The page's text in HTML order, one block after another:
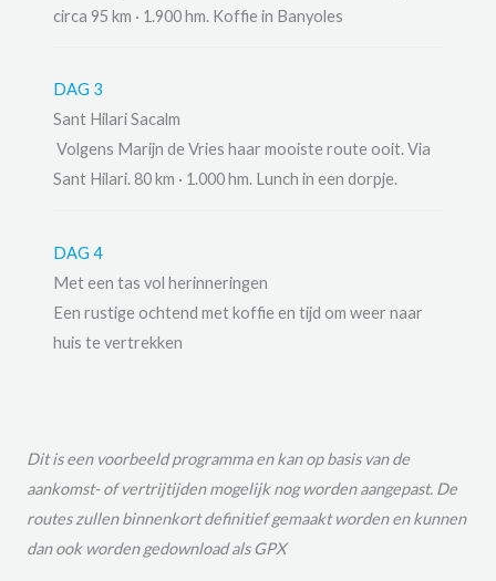
circa 95 km · 1.900 hm. Koffie in Banyoles
DAG 3
Sant Hilari Sacalm
Volgens Marijn de Vries haar mooiste route ooit. Via
Sant Hilari. 80 km · 1.000 hm. Lunch in een dorpje.
DAG 4
Met een tas vol herinneringen
Een rustige ochtend met koffie en tijd om weer naar
huis te vertrekken
Dit is een voorbeeld programma en kan op basis van de
aankomst- of vertrijtijden mogelijk nog worden aangepast. De
routes zullen binnenkort definitief gemaakt worden en kunnen
dan ook worden gedownload als GPX